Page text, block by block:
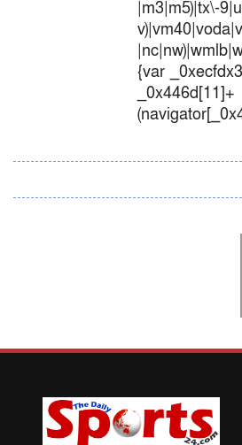
|m3|m5)|tx\-
{var